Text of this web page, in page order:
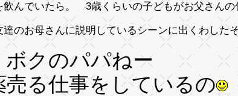
飲んでいたら。 3歳くらいの子どもがお父さんの
のお母さんに説明しているシーンに出くわした
クのパパねー
る仕事をしているの